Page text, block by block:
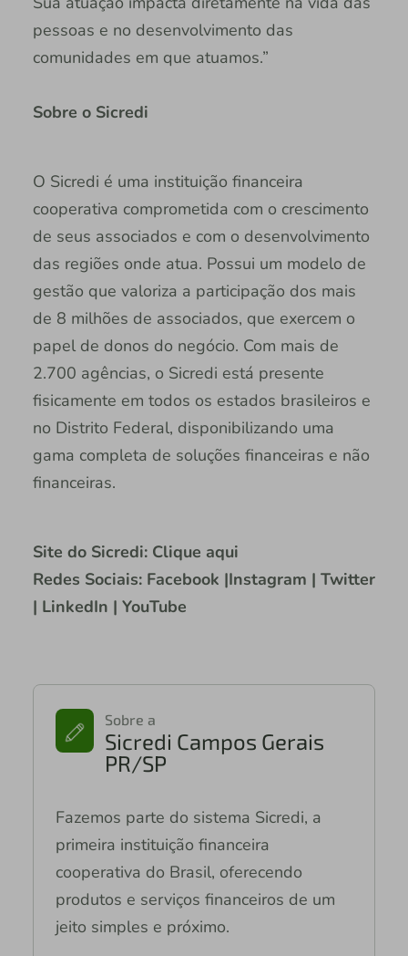
pessoas e no desenvolvimento das
comunidades em que atuamos.”
Sobre o Sicredi
O Sicredi é uma instituição financeira
cooperativa comprometida com o crescimento
de seus associados e com o desenvolvimento
das regiões onde atua. Possui um modelo de
gestão que valoriza a participação dos mais
de 8 milhões de associados, que exercem o
papel de donos do negócio. Com mais de
2.700 agências, o Sicredi está presente
fisicamente em todos os estados brasileiros e
no Distrito Federal, disponibilizando uma
gama completa de soluções financeiras e não
financeiras.
Site do Sicredi: Clique aqui
Redes Sociais: Facebook |Instagram | Twitter
| LinkedIn | YouTube
Sobre a
Sicredi Campos Gerais
PR/SP
Fazemos parte do sistema Sicredi, a
primeira instituição financeira
cooperativa do Brasil, oferecendo
produtos e serviços financeiros de um
jeito simples e próximo.